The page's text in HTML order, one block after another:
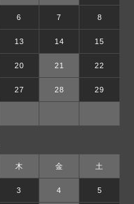
6 7 8
13 14 15
20 21 22
27 28 29
木 金 土
3 4 5